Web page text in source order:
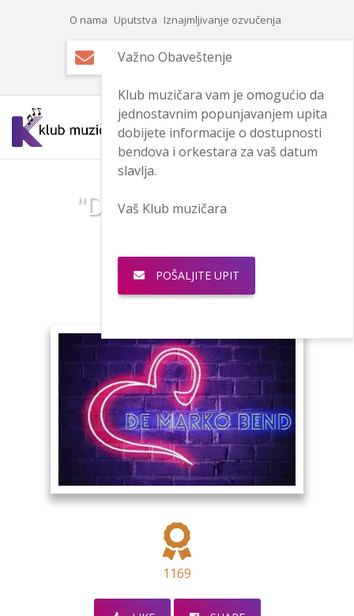
O nama Uputstva Iznajmljivanje ozvučenja
Login Registracija
"De Marko bend"
1169
Važno Obaveštenje
Klub muzičara vam je omogućio da
jednostavnim popunjavanjem upita
dobijete informacije o dostupnosti
bendova i orkestara za vaš datum
slavlja.
Vaš Klub muzičara
POŠALJITE UPIT